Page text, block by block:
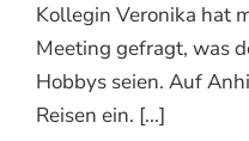
Kollegin Veronika hat
Meeting gefragt, was
Hobbys seien. Auf
Reisen ein. [...]